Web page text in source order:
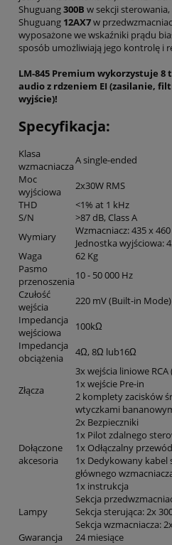
Shuguang300B w sekcji sterowania,
Shuguang 12AX7w
wyposażone we wskaźniki prądu
sposób umożliwiają jego kontrolę i
LM-845 Premium wykorzystuje
audio z rdzeniem EI (zasilanie,
wyjście)!
Specyfikacja:
Klasa
wzmacniaczaA single-ended
Moc
wyjściowa
2x30W RMS
THD
<1% at 1 kHz
S/N
>87 dB, Class A
Wymiary
Wzmacniacz: 435 x
Jednostka wyjściowa:
Waga
62 Kg
Pasmo
przenoszenia10 - 50 000 Hz
Czułość
wejścia
220 mV (Built-in Mode)
Impedancja
wejściowa
100kΩ
Impedancja
obciążenia
4Ω, 8Ω lub16Ω
Złącza
3x wejścia liniowe RCA
1x wejście Pre-in
2 komplety zacisków
wtyczkami
Dołączone
akcesoria
2x Bezpieczniki
1x Pilot zdalnego
1x Odłączalny
1x Dedykowany kabel
głównego
1x instrukcja
Lampy
Sekcja
Sekcja sterująca: 2x
Sekcja wzmacniacza:
Gwarancja
24 miesiące